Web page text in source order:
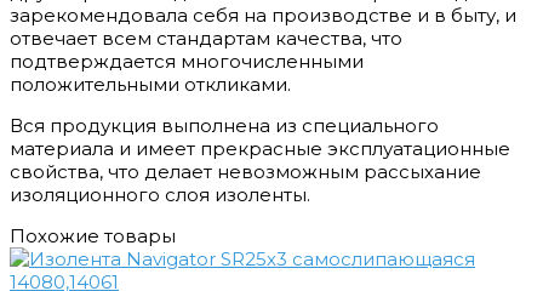
зарекомендовала себя на производстве и в быту, и
отвечает всем стандартам качества, что
подтверждается многочисленными
положительными откликами.
Вся продукция выполнена из специального
материала и имеет прекрасные эксплуатационные
свойства, что делает невозможным рассыхание
изоляционного слоя изоленты.
Похожие товары